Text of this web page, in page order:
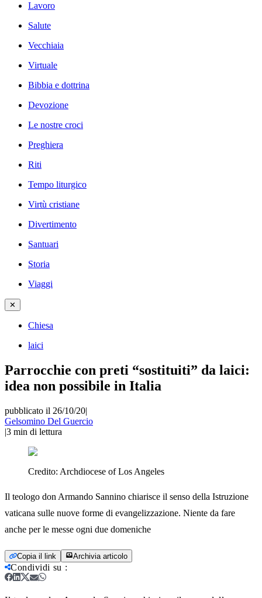
Lavoro
Salute
Vecchiaia
Virtuale
Bibbia e dottrina
Devozione
Le nostre croci
Preghiera
Riti
Tempo liturgico
Virtù cristiane
Divertimento
Santuari
Storia
Viaggi
✕
Chiesa
laici
Parrocchie con preti “sostituiti” da laici:
idea non possibile in Italia
pubblicato il 26/10/20|
Gelsomino Del Guercio
|3 min di lettura
Credito: Archdiocese of Los Angeles
Il teologo don Armando Sannino chiarisce il senso della Istruzione
vaticana sulle nuove forme di evangelizzazione. Niente da fare
anche per le messe ogni due domeniche
Copia il link Archivia articolo
Condividi su :